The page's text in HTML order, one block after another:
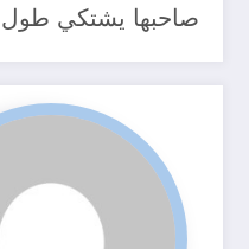
صاحبها يشتكي